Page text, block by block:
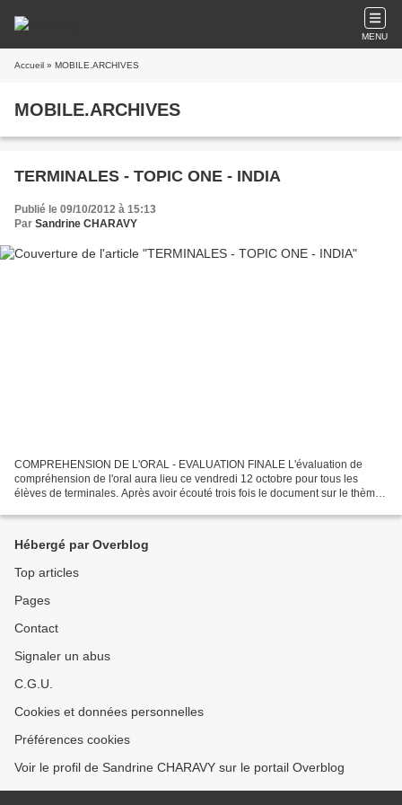
MENU
Accueil » MOBILE.ARCHIVES
MOBILE.ARCHIVES
TERMINALES - TOPIC ONE - INDIA
Publié le 09/10/2012 à 15:13
Par Sandrine CHARAVY
COMPREHENSION DE L'ORAL - EVALUATION FINALE L'évaluation de
compréhension de l'oral aura lieu ce vendredi 12 octobre pour tous les
élèves de terminales. Après avoir écouté trois fois le document sur le thème
Hébergé par Overblog
Top articles
Pages
Contact
Signaler un abus
C.G.U.
Cookies et données personnelles
Préférences cookies
Voir le profil de Sandrine CHARAVY sur le portail Overblog